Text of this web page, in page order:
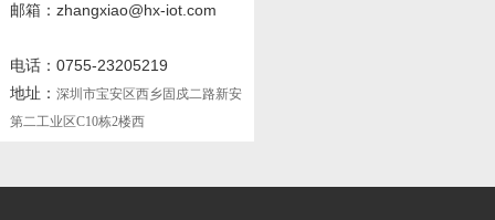
邮箱：zhangxiao@hx-iot.com
电话：0755-23205219
地址： 深圳市宝安区西乡固戍二路新安
第二工业区C10栋2楼西